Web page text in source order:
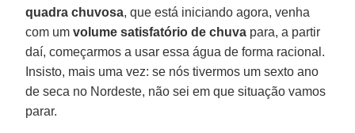
quadra chuvosa, que está iniciando agora, venha
com umvolume satisfatório de chuva para, a partir
daí, começarmos a usar essa água de forma racional.
Insisto, mais uma vez: se nós tivermos um sexto ano
de seca no Nordeste, não sei em que situação vamos
parar.